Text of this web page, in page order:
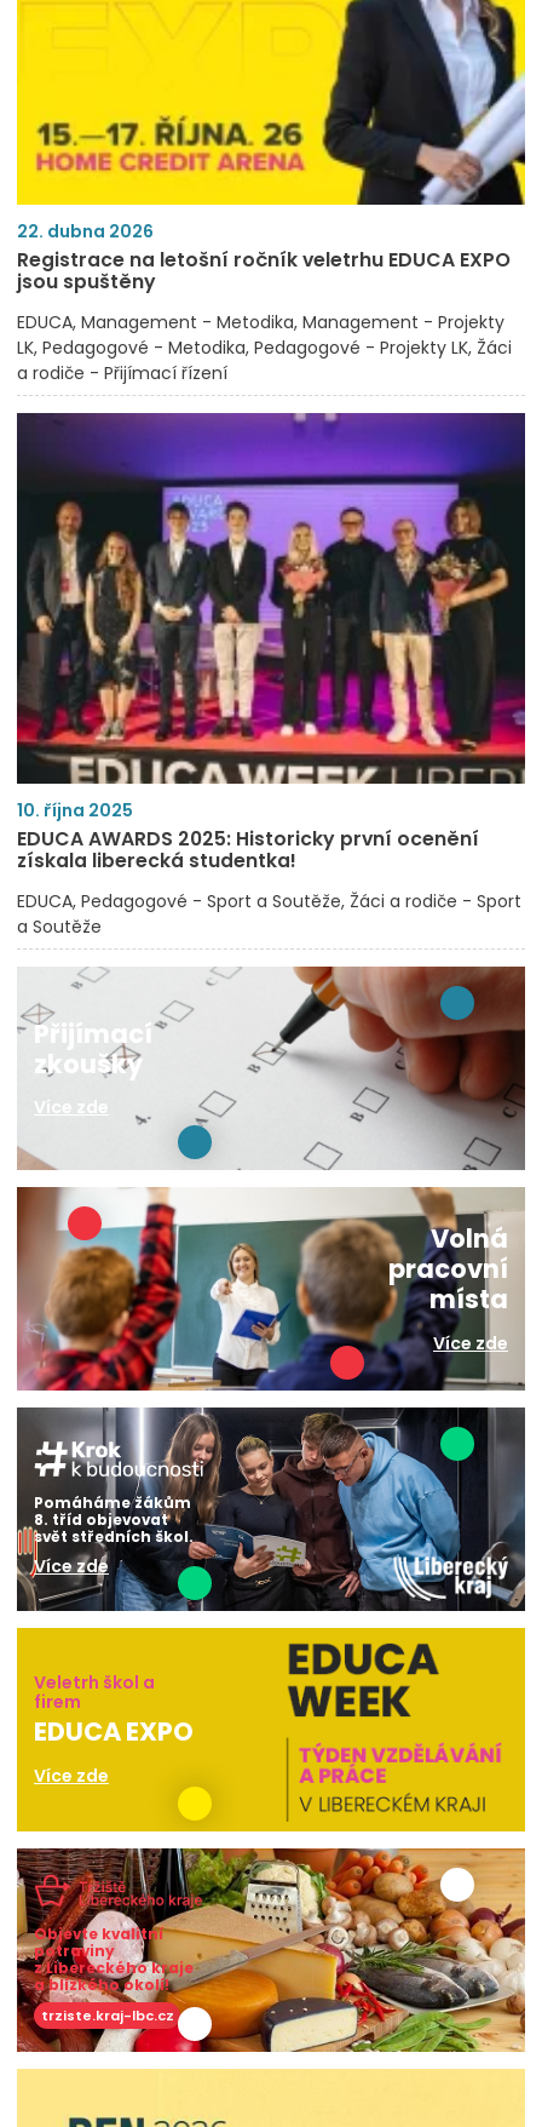
22. dubna 2026
Registrace na letošní ročník veletrhu EDUCA EXPO
jsou spuštěny
EDUCA Management - Metodika Management - Projekty
LK Pedagogové - Metodika Pedagogové - Projekty LK Žáci
a rodiče - Přijímací řízení
10. října 2025
EDUCA AWARDS 2025: Historicky první ocenění
získala liberecká studentka!
EDUCA Pedagogové - Sport a Soutěže Žáci a rodiče - Sport
a Soutěže
Přijímací
zkoušky
Více zde
Volná
pracovní
místa
Více zde
Pomáháme žákům
8. tříd objevovat
svět středních škol.
Více zde
Veletrh škol a
firem
EDUCA EXPO
Více zde
Objevte kvalitní
potraviny
z Libereckého kraje
a blízkého okolí!
trziste.kraj-lbc.cz